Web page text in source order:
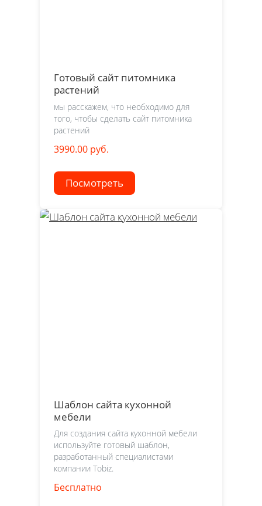
Готовый сайт питомника
растений
мы расскажем, что необходимо для
того, чтобы сделать сайт питомника
растений
3990.00 руб.
Посмотреть
Шаблон сайта кухонной
мебели
Для создания сайта кухонной мебели
используйте готовый шаблон,
разработанный специалистами
компании Tobiz.
Бесплатно